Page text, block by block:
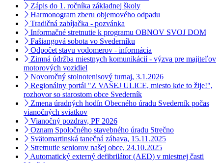
Zápis do 1. ročníka základnej školy
Harmonogram zberu objemového odpadu
Tradičná zabíjačka - pozvánka
Informačné stretnutie k programu OBNOV SVOJ DOM
Fašiangová sobota vo Svederníku
Odpočet stavu vodomerov - informácia
Zimná údržba miestnych komunikácií - výzva pre majiteľov
motorových vozidiel
Novoročný stolnotenisový turnaj, 3.1.2026
Regionálny portál "Z VAŠEJ ULICE, miesto kde to žije!",
rozhovor so starostom obce Svederník
Zmena úradných hodín Obecného úradu Svederník počas
vianočných sviatkov
Vianočný pozdrav, PF 2026
Oznam Spoločného stavebného úradu Strečno
Svätomartinská tanečná zábava, 15.11.2025
Stretnutie seniorov našej obce, 24.10.2025
Automatický externý defibrilátor (AED) v miestnej časti